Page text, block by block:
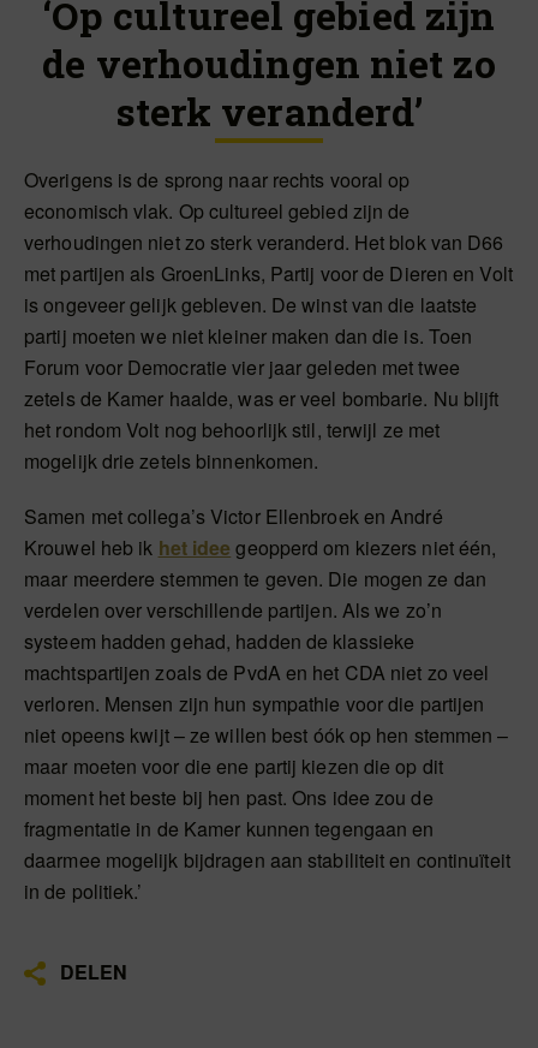
‘Op cultureel gebied zijn
de verhoudingen niet zo
sterk veranderd’
Overigens is de sprong naar rechts vooral op
economisch vlak. Op cultureel gebied zijn de
verhoudingen niet zo sterk veranderd. Het blok van D66
met partijen als GroenLinks, Partij voor de Dieren en Volt
is ongeveer gelijk gebleven. De winst van die laatste
partij moeten we niet kleiner maken dan die is. Toen
Forum voor Democratie vier jaar geleden met twee
zetels de Kamer haalde, was er veel bombarie. Nu blijft
het rondom Volt nog behoorlijk stil, terwijl ze met
mogelijk drie zetels binnenkomen.
Samen met collega’s Victor Ellenbroek en André
Krouwel heb ik het idee geopperd om kiezers niet één,
maar meerdere stemmen te geven. Die mogen ze dan
verdelen over verschillende partijen. Als we zo’n
systeem hadden gehad, hadden de klassieke
machtspartijen zoals de PvdA en het CDA niet zo veel
verloren. Mensen zijn hun sympathie voor die partijen
niet opeens kwijt – ze willen best óók op hen stemmen –
maar moeten voor die ene partij kiezen die op dit
moment het beste bij hen past. Ons idee zou de
fragmentatie in de Kamer kunnen tegengaan en
daarmee mogelijk bijdragen aan stabiliteit en continuïteit
in de politiek.’
DELEN